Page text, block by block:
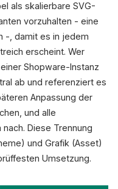
als skalierbare SVG-
vorzuhalten - eine
-, damit es in jedem
erscheint. Wer
Shopware-Instanz
ab und referenziert es
Anpassung der
und alle
Diese Trennung
und Grafik (Asset)
Umsetzung.